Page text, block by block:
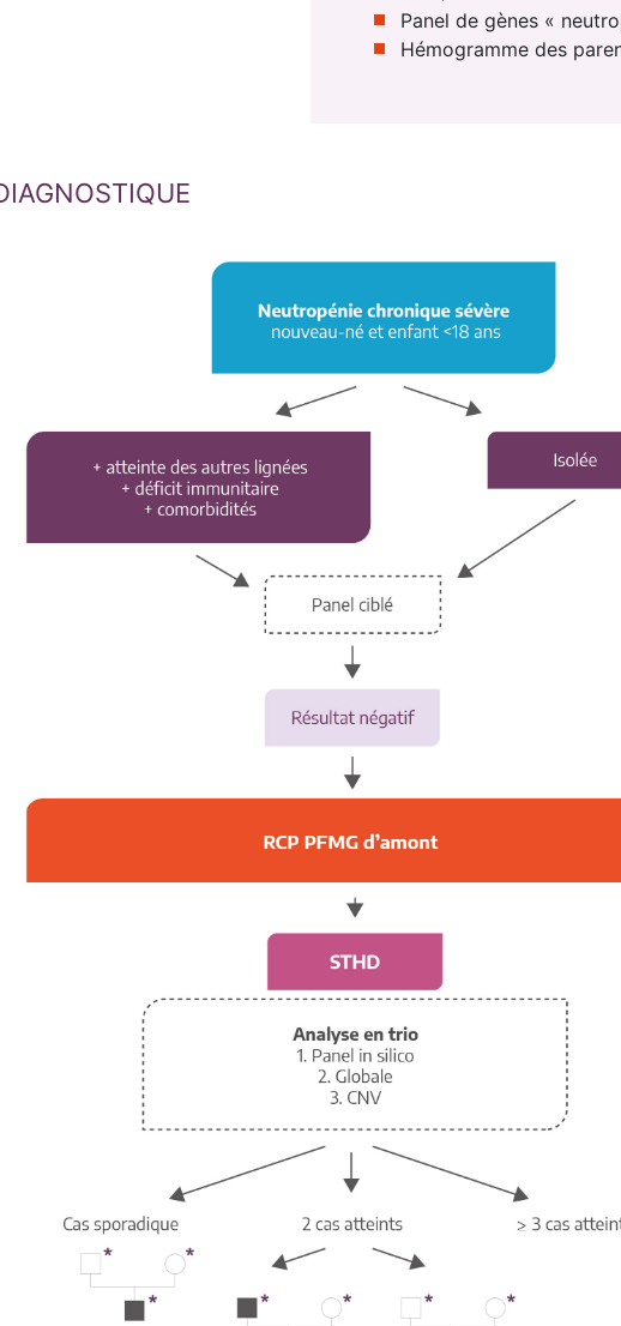
Panel de gènes «
Hémogramme des